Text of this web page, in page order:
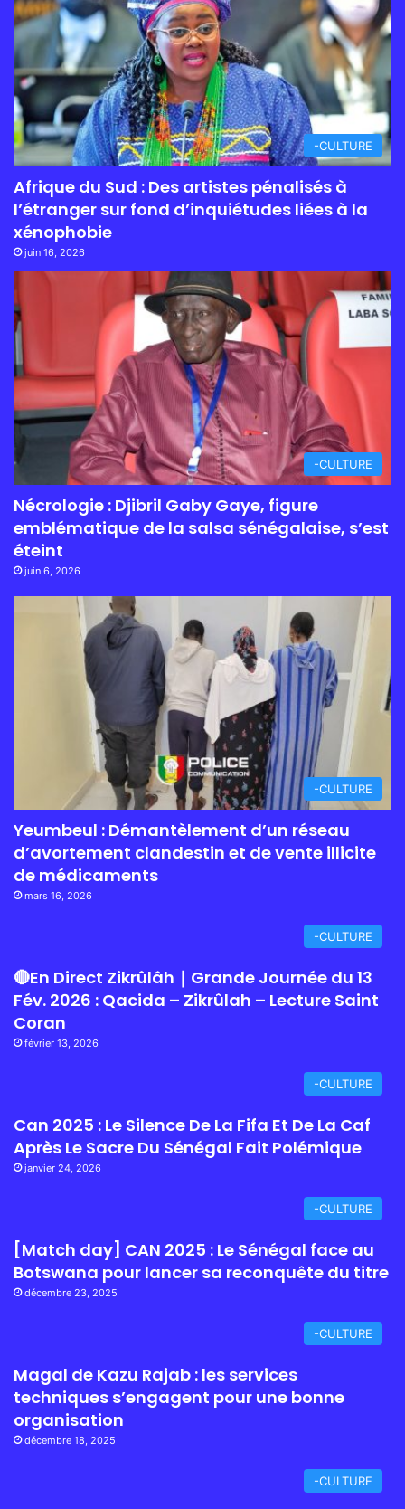
-CULTURE
Afrique du Sud : Des artistes pénalisés à
l’étranger sur fond d’inquiétudes liées à la
xénophobie
juin 16, 2026
-CULTURE
Nécrologie : Djibril Gaby Gaye, figure
emblématique de la salsa sénégalaise, s’est
éteint
juin 6, 2026
-CULTURE
Yeumbeul : Démantèlement d’un réseau
d’avortement clandestin et de vente illicite
de médicaments
mars 16, 2026
-CULTURE
🔴En Direct Zikrûlâh｜Grande Journée du 13
Fév. 2026 : Qacida – Zikrûlah – Lecture Saint
Coran
février 13, 2026
-CULTURE
Can 2025 : Le Silence De La Fifa Et De La Caf
Après Le Sacre Du Sénégal Fait Polémique
janvier 24, 2026
-CULTURE
[Match day] CAN 2025 : Le Sénégal face au
Botswana pour lancer sa reconquête du titre
décembre 23, 2025
-CULTURE
Magal de Kazu Rajab : les services
techniques s’engagent pour une bonne
organisation
décembre 18, 2025
-CULTURE